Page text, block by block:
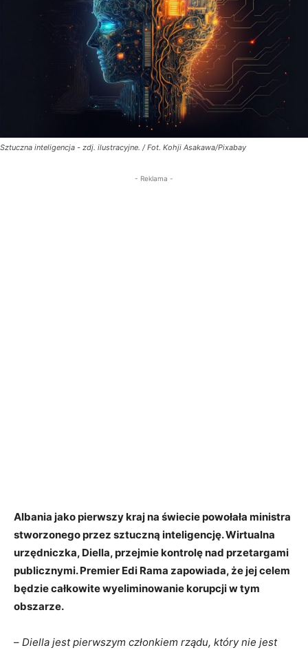
Sztuczna inteligencja - zdj. ilustracyjne. / Fot. Kohji Asakawa/Pixabay
- Reklama -
Albania jako pierwszy kraj na świecie powołała ministra
stworzonego przez sztuczną inteligencję. Wirtualna
urzędniczka, Diella, przejmie kontrolę nad przetargami
publicznymi. Premier Edi Rama zapowiada, że jej celem
będzie całkowite wyeliminowanie korupcji w tym
obszarze.
– Diella jest pierwszym członkiem rządu, który nie jest